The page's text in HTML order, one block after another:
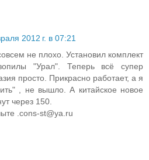
2012 г. в 07:21
не плохо. Установил комплект
"Урал". Теперь всё супер
просто. Прикрасно работает, а я
, не вышло. А китайское новое
через 150.
.cons-st@ya.ru